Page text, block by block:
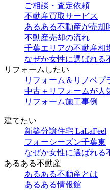
ご相談・査定依頼
不動産買取サービス
あるある不動産が売却
不動産売却の流れ
千葉エリアの不動産相
なぜか女性に選ばれる
リフォームしたい
リフォーム＆リノベプ
中古＋リフォームが人
リフォーム施工事例
建てたい
新築分譲住宅 LaLaFeel
フォーシーズン千葉東
なぜか女性に選ばれる
あるある不動産
あるある不動産とは
あるある情報館